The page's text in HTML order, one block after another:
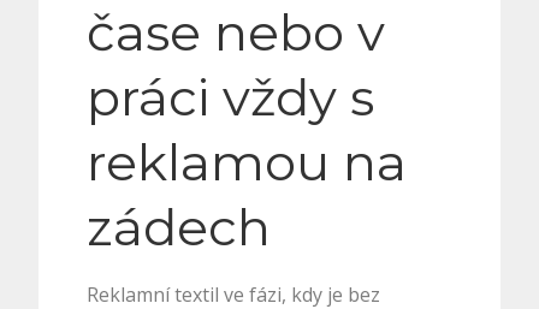
čase nebo v
práci vždy s
reklamou na
zádech
Reklamní textil ve fázi, kdy je bez